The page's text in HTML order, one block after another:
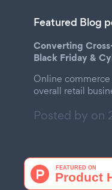
Featured Blog
Converting
Black Friday &
Online
overall retail
Posted by on